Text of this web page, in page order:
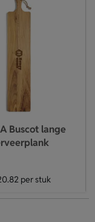
Buscot lange
per stuk